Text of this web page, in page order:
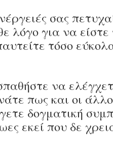
σας
λόγο για να
τόσο
να ελέγχετε
πως και οι
δογματική
εκεί που δε